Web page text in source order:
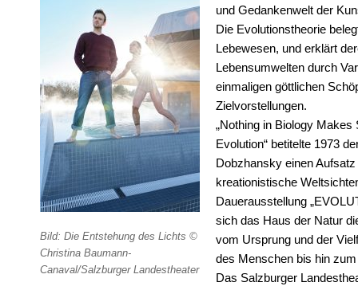
Bild: Die Entstehung des Lichts ©
Christina Baumann-
Canaval/Salzburger Landestheater
und Gedankenwelt der
Die Evolutionstheorie
Lebewesen, und erklärt
Lebensumwelten durch
einmaligen göttlichen
Zielvorstellungen.
„Nothing in Biology
Evolution“ betitelte 1973
Dobzhansky einen
kreationistische
Dauerausstellung
sich das Haus der Natur
vom Ursprung und der
des Menschen bis hin
Das Salzburger